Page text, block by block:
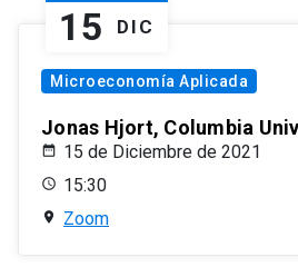
15 DIC
Microeconomía Aplicada
Jonas Hjort, Columbia
15 de Diciembre de 2021
15:30
Zoom